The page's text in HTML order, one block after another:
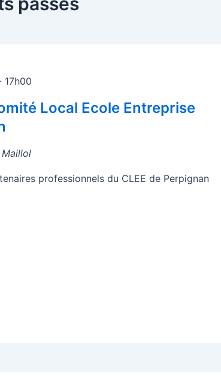
17h00
Local Ecole Entreprise
professionnels du CLEE de Perpignan